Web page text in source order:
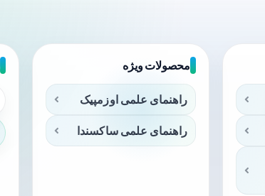
محصولات ویژه
راهنمای علمی اوزمپیک
راهنمای علمی ساکسندا